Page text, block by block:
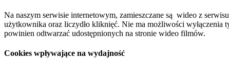
Na naszym serwisie internetowym, zamieszczane są wideo z
użytkownika oraz liczydło kliknięć. Nie ma możliwości wyłączenia
powinien odtwarzać udostępnionych na stronie wideo filmów.
Cookies wpływające na wydajność